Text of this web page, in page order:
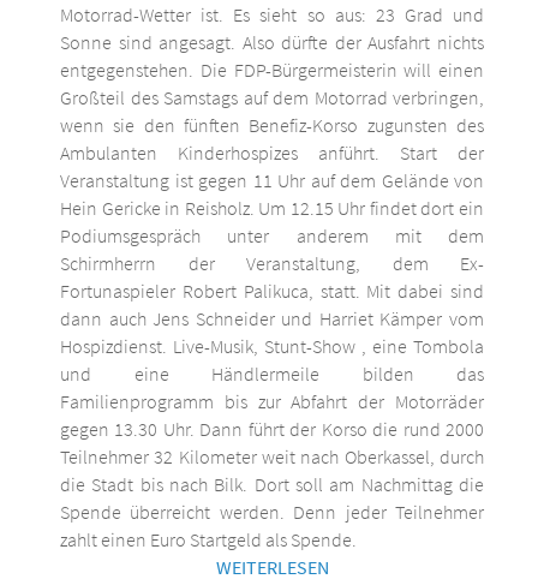
Motorrad-Wetter ist. Es sieht so aus: 23 Grad und
Sonne sind angesagt. Also dürfte der Ausfahrt nichts
entgegenstehen. Die FDP-Bürgermeisterin will einen
Großteil des Samstags auf dem Motorrad verbringen,
wenn sie den fünften Benefiz-Korso zugunsten des
Ambulanten Kinderhospizes anführt. Start der
Veranstaltung ist gegen 11 Uhr auf dem Gelände von
Hein Gericke in Reisholz. Um 12.15 Uhr findet dort ein
Podiumsgespräch unter anderem mit dem
Schirmherrn der Veranstaltung, dem Ex-
Fortunaspieler Robert Palikuca, statt. Mit dabei sind
dann auch Jens Schneider und Harriet Kämper vom
Hospizdienst. Live-Musik, Stunt-Show , eine Tombola
und eine Händlermeile bilden das
Familienprogramm bis zur Abfahrt der Motorräder
gegen 13.30 Uhr. Dann führt der Korso die rund 2000
Teilnehmer 32 Kilometer weit nach Oberkassel, durch
die Stadt bis nach Bilk. Dort soll am Nachmittag die
Spende überreicht werden. Denn jeder Teilnehmer
zahlt einen Euro Startgeld als Spende.
WEITERLESEN